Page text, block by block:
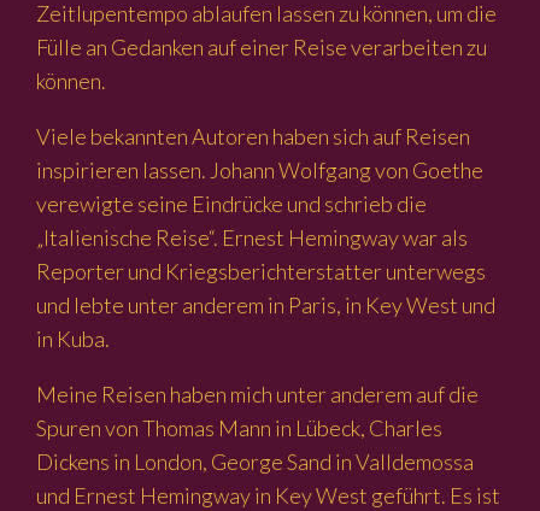
Zeitlupentempo ablaufen lassen zu können, um die
Fülle an Gedanken auf einer Reise verarbeiten zu
können.
Viele bekannten Autoren haben sich auf Reisen
inspirieren lassen. Johann Wolfgang von Goethe
verewigte seine Eindrücke und schrieb die
„Italienische Reise“. Ernest Hemingway war als
Reporter und Kriegsberichterstatter unterwegs
und lebte unter anderem in Paris, in Key West und
in Kuba.
Meine Reisen haben mich unter anderem auf die
Spuren von Thomas Mann in Lübeck, Charles
Dickens in London, George Sand in Valldemossa
und Ernest Hemingway in Key West geführt. Es ist